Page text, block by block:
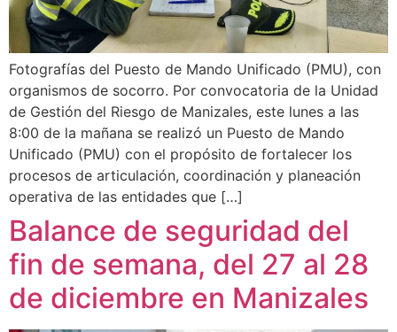
Fotografías del Puesto de Mando Unificado (PMU), con
organismos de socorro. Por convocatoria de la Unidad
de Gestión del Riesgo de Manizales, este lunes a las
8:00 de la mañana se realizó un Puesto de Mando
Unificado (PMU) con el propósito de fortalecer los
procesos de articulación, coordinación y planeación
operativa de las entidades que […]
Balance de seguridad del
fin de semana, del 27 al 28
de diciembre en Manizales